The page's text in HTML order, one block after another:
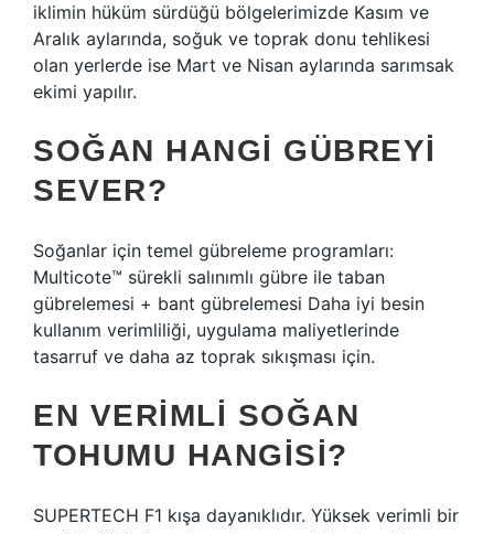
iklimin hüküm sürdüğü bölgelerimizde Kasım ve
Aralık aylarında, soğuk ve toprak donu tehlikesi
olan yerlerde ise Mart ve Nisan aylarında sarımsak
ekimi yapılır.
SOĞAN HANGI GÜBREYI
SEVER?
Soğanlar için temel gübreleme programları:
Multicote™ sürekli salınımlı gübre ile taban
gübrelemesi + bant gübrelemesi Daha iyi besin
kullanım verimliliği, uygulama maliyetlerinde
tasarruf ve daha az toprak sıkışması için.
EN VERIMLI SOĞAN
TOHUMU HANGISI?
SUPERTECH F1 kışa dayanıklıdır. Yüksek verimli bir